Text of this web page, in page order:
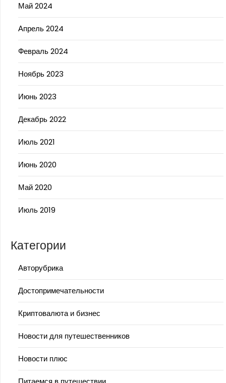
Май 2024
Апрель 2024
Февраль 2024
Ноябрь 2023
Июнь 2023
Декабрь 2022
Июль 2021
Июнь 2020
Май 2020
Июль 2019
Категории
Авторубрика
Достопримечательности
Криптовалюта и бизнес
Новости для путешественников
Новости плюс